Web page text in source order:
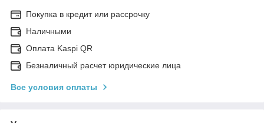
Покупка в кредит или рассрочку
Наличными
Оплата Kaspi QR
Безналичный расчет юридические лица
Все условия оплаты